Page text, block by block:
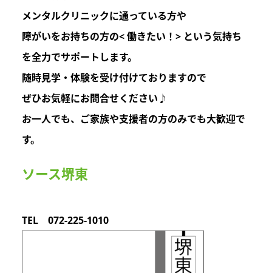
メンタルクリニックに通っている方や
障がいをお持ちの方の< 働きたい！> という気持ち
を全力でサポートします。
随時見学・体験を受け付けておりますので
ぜひお気軽にお問合せください♪
お一人でも、ご家族や支援者の方のみでも大歓迎で
す。
ソース堺東
TEL 072-225-1010